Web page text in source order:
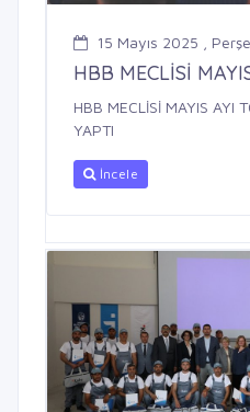
15 Mayıs 2025 ,
HBB MECLİSİ
HBB MECLİSİ MAYIS AYI
YAPTI
İncele